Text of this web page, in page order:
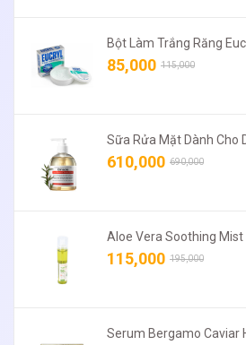
Bột Làm Trắng Răng
85,000 115,000
Sữa Rửa Mặt Dành Cho
610,000 690,000
Aloe Vera Soothing Mist
115,000 195,000
Serum Bergamo Caviar